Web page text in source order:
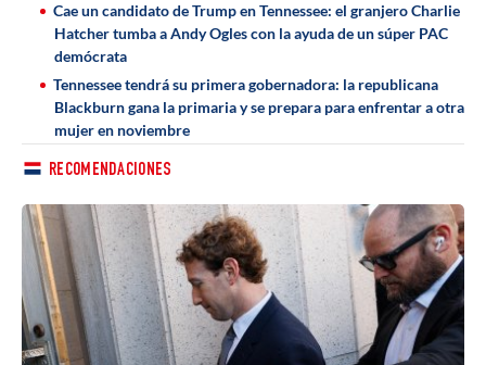
Cae un candidato de Trump en Tennessee: el granjero Charlie
Hatcher tumba a Andy Ogles con la ayuda de un súper PAC
demócrata
Tennessee tendrá su primera gobernadora: la republicana
Blackburn gana la primaria y se prepara para enfrentar a otra
mujer en noviembre
RECOMENDACIONES